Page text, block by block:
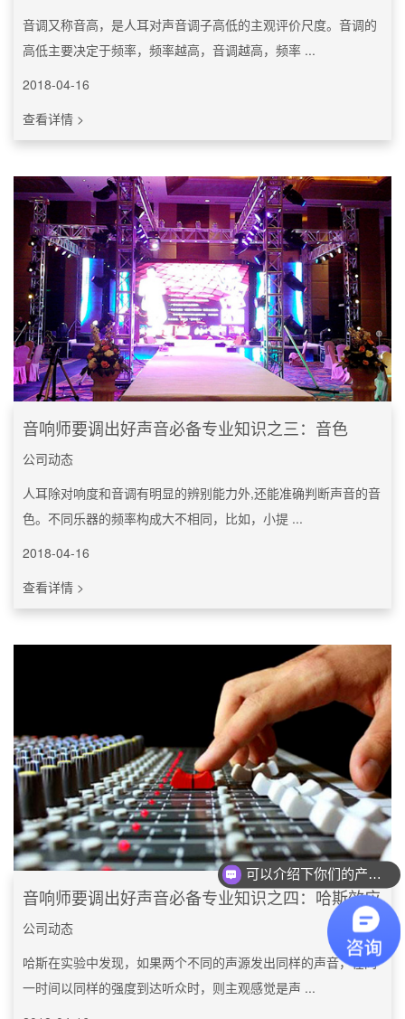
音调又称音高，是人耳对声音调子高低的主观评价尺度。音调的
高低主要决定于频率，频率越高，音调越高，频率 ...
2018-04-16
查看详情 >
音响师要调出好声音必备专业知识之三：音色
公司动态
人耳除对响度和音调有明显的辨别能力外,还能准确判断声音的音
色。不同乐器的频率构成大不相同，比如，小提 ...
2018-04-16
查看详情 >
音响师要调出好声音必备专业知识之四：哈斯效应
公司动态
哈斯在实验中发现，如果两个不同的声源发出同样的声音，在同
一时间以同样的强度到达听众时，则主观感觉是声 ...
你们是怎么收费的呢？